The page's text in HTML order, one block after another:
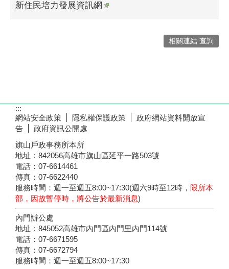
新住民培力發展資訊網
相關連結 查詢
:::
網站安全政策
隱私權保護政策
政府網站資料開放宣
告
政府資訊公開處
旗山戶政事務所本所
地址：842056高雄市旗山區延平一路503號
電話：07-6614461
傳真：07-6622440
服務時間：週一至週五8:00~17:30(週六9時至12時， 限所本
部，因故暫停時，將公告於最新消息)
內門辦公處
地址：845052高雄市內門區內門里內門114號
電話：07-6671595
傳真：07-6672794
服務時間：週一至週五8:00~17:30